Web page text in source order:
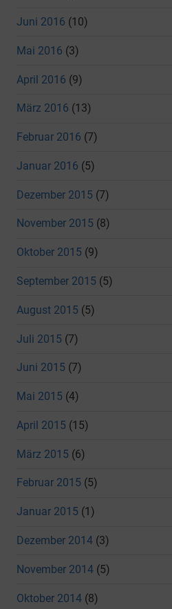
Juni 2016 (10)
Mai 2016 (3)
April 2016 (9)
März 2016 (13)
Februar 2016 (7)
Januar 2016 (5)
Dezember 2015 (7)
November 2015 (8)
Oktober 2015 (9)
September 2015 (5)
August 2015 (5)
Juli 2015 (7)
Juni 2015 (7)
Mai 2015 (4)
April 2015 (15)
März 2015 (6)
Februar 2015 (5)
Januar 2015 (1)
Dezember 2014 (3)
November 2014 (5)
Oktober 2014 (8)